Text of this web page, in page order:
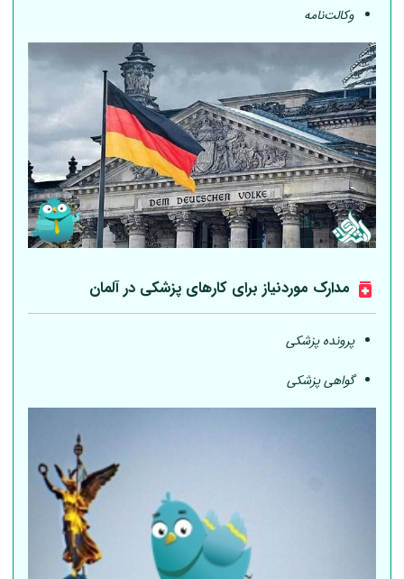
وکالت‌نامه
مدارک موردنیاز برای کارهای پزشکی درآلمان
پرونده پزشکی
گواهی پزشکی